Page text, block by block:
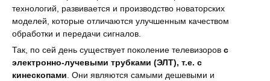
технологий, развивается и производство новаторских
моделей, которые отличаются улучшенным качеством
обработки и передачи сигналов.
Так, по сей день существует поколение телевизоров с
электронно-лучевыми трубками (ЭЛТ), т.е. с
кинескопами . Они являются самыми дешевыми и